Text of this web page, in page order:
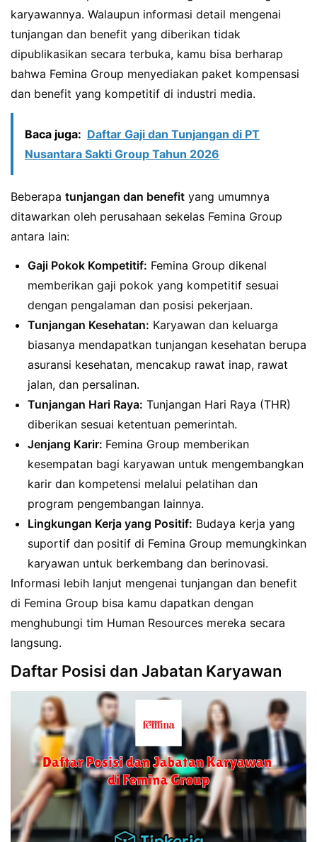
karyawannya. Walaupun informasi detail mengenai
tunjangan dan benefit yang diberikan tidak
dipublikasikan secara terbuka, kamu bisa berharap
bahwa Femina Group menyediakan paket kompensasi
dan benefit yang kompetitif di industri media.
Baca juga: Daftar Gaji dan Tunjangan di PT
Nusantara Sakti Group Tahun 2026
Beberapa tunjangan dan benefit yang umumnya
ditawarkan oleh perusahaan sekelas Femina Group
antara lain:
Gaji Pokok Kompetitif: Femina Group dikenal
memberikan gaji pokok yang kompetitif sesuai
dengan pengalaman dan posisi pekerjaan.
Tunjangan Kesehatan: Karyawan dan keluarga
biasanya mendapatkan tunjangan kesehatan berupa
asuransi kesehatan, mencakup rawat inap, rawat
jalan, dan persalinan.
Tunjangan Hari Raya: Tunjangan Hari Raya (THR)
diberikan sesuai ketentuan pemerintah.
Jenjang Karir: Femina Group memberikan
kesempatan bagi karyawan untuk mengembangkan
karir dan kompetensi melalui pelatihan dan
program pengembangan lainnya.
Lingkungan Kerja yang Positif: Budaya kerja yang
suportif dan positif di Femina Group memungkinkan
karyawan untuk berkembang dan berinovasi.
Informasi lebih lanjut mengenai tunjangan dan benefit
di Femina Group bisa kamu dapatkan dengan
menghubungi tim Human Resources mereka secara
langsung.
Daftar Posisi dan Jabatan Karyawan